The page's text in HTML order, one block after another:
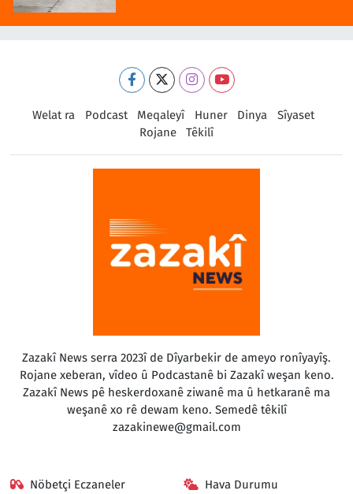
Welat ra Podcast Meqaleyî Huner Dinya
Sîyaset
Rojane
Têkilî
Zazakî News serra 2023î de Dîyarbekir de ameyo ronîyayîş.
Rojane xeberan, vîdeo û Podcastanê bi Zazakî weşan keno.
Zazakî News pê heskerdoxanê ziwanê ma û hetkaranê ma
weşanê xo rê dewam keno. Semedê têkilî
zazakinewe@gmail.com
Nöbetçi Eczaneler Hava Durumu